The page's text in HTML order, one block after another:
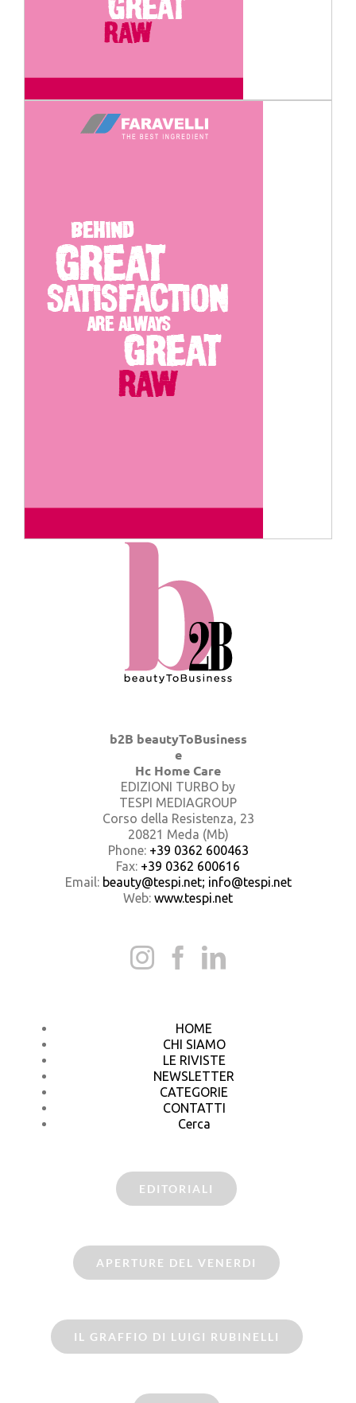
b2B beautyToBusiness
e
Hc Home Care
EDIZIONI TURBO by
TESPI MEDIAGROUP
Corso della Resistenza, 23
20821 Meda (Mb)
Phone: +39 0362 600463
Fax: +39 0362 600616
Email: beauty@tespi.net; info@tespi.net
Web: www.tespi.net
HOME
CHI SIAMO
LE RIVISTE
NEWSLETTER
CATEGORIE
CONTATTI
Cerca
EDITORIALI
APERTURE DEL VENERDI
IL GRAFFIO DI LUIGI RUBINELLI